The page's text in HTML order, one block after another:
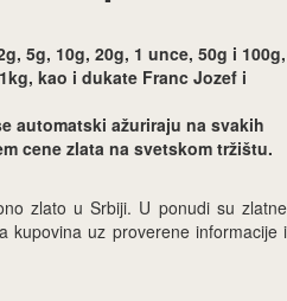
5g, 10g, 20g, 1 unce, 50g i 100g,
kao i dukate Franc Jozef i
automatski ažuriraju na svakih
cene zlata na svetskom tržištu.
zlato u Srbiji. U ponudi su zlatne
kupovina uz proverene informacije i